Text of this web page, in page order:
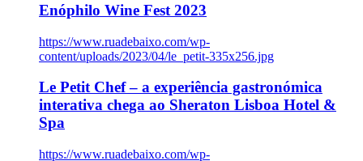
Enóphilo Wine Fest 2023
https://www.ruadebaixo.com/wp-
content/uploads/2023/04/le_petit-335x256.jpg
Le Petit Chef – a experiência gastronómica
interativa chega ao Sheraton Lisboa Hotel &
Spa
https://www.ruadebaixo.com/wp-